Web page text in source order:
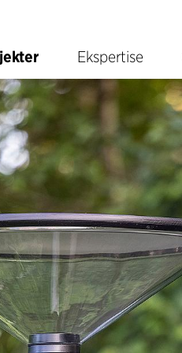
Ekspertise